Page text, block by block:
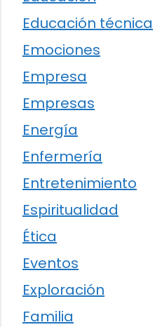
Educación técnica
Emociones
Empresa
Empresas
Energía
Enfermería
Entretenimiento
Espiritualidad
Ética
Eventos
Exploración
Familia